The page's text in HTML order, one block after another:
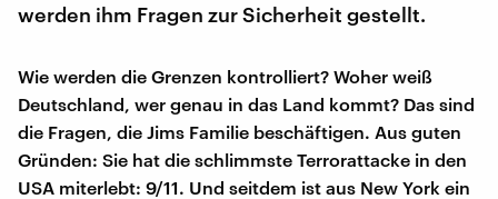
werden ihm Fragen zur Sicherheit gestellt.
Wie werden die Grenzen kontrolliert? Woher weiß
Deutschland, wer genau in das Land kommt? Das sind
die Fragen, die Jims Familie beschäftigen. Aus guten
Gründen: Sie hat die schlimmste Terrorattacke in den
USA miterlebt: 9/11. Und seitdem ist aus New York ein